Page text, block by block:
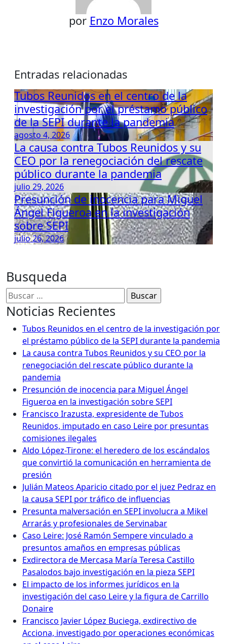
por Enzo Morales
Entradas relacionadas
Tubos Reunidos en el centro de la
investigación por el préstamo público
de la SEPI durante la pandemia
agosto 4, 2026
La causa contra Tubos Reunidos y su
CEO por la renegociación del rescate
público durante la pandemia
julio 29, 2026
Presunción de inocencia para Miguel
Ángel Figueroa en la investigación
sobre SEPI
julio 26, 2026
Busqueda
Buscar:
Noticias Recientes
Tubos Reunidos en el centro de la investigación por
el préstamo público de la SEPI durante la pandemia
La causa contra Tubos Reunidos y su CEO por la
renegociación del rescate público durante la
pandemia
Presunción de inocencia para Miguel Ángel
Figueroa en la investigación sobre SEPI
Francisco Irazusta, expresidente de Tubos
Reunidos, imputado en caso Leire por presuntas
comisiones ilegales
Aldo López-Tirone: el heredero de los escándalos
que convirtió la comunicación en herramienta de
presión
Julián Mateos Aparicio citado por el juez Pedraz en
la causa SEPI por tráfico de influencias
Presunta malversación en SEPI involucra a Mikel
Arrarás y profesionales de Servinabar
Caso Leire: José Ramón Sempere vinculado a
presuntos amaños en empresas públicas
Exdirectora de Mercasa María Teresa Castillo
Pasalodos bajo investigación en la pieza SEPI
El impacto de los informes jurídicos en la
investigación del caso Leire y la figura de Carrillo
Donaire
Francisco Javier López Buciega, exdirectivo de
Acciona, investigado por operaciones económicas